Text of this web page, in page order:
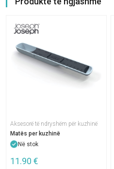
Aksesorë të ndryshëm për kuzhinë
Matës per kuzhinë
Në stok
11.90 €